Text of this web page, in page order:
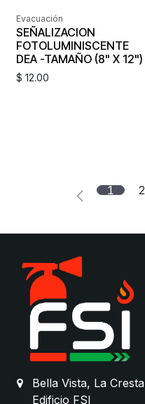
Evacuación
SEÑALIZACION
FOTOLUMINISCENTE
DEA -TAMAÑO (8" X 12")
$ 12.00
1 2
Bella Vista, La Cresta
Edificio FSI